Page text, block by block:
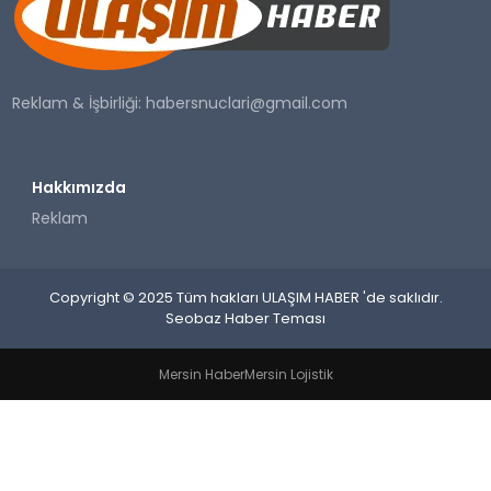
SAĞLIK
YAŞAM
Reklam & İşbirliği:habersnuclari@gmail.com
Hakkımızda
Reklam
Copyright © 2025 Tüm hakları ULAŞIM HABER 'de saklıdır.
Seobaz Haber Teması
Mersin HaberMersin Lojistik